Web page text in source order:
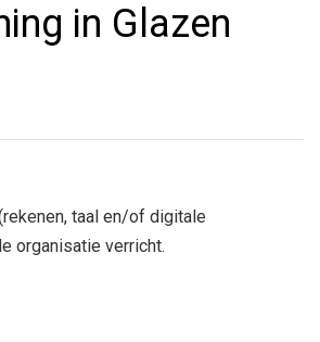
in Glazen
taal en/of digitale
organisatie verricht.